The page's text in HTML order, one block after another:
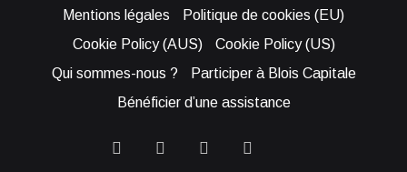
Mentions légales
Politique de cookies (EU)
Cookie Policy (AUS)
Cookie Policy (US)
Qui sommes-nous ?
Participer à Blois Capitale
Bénéficier d’une assistance
FacebookYouTubeInstagram